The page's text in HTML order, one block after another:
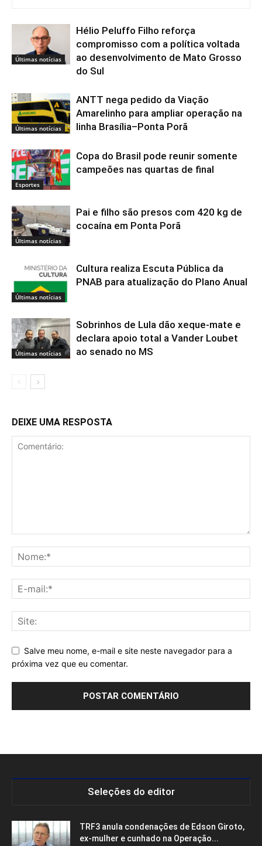
Últimas notícias
Hélio Peluffo Filho reforça
compromisso com a política voltada
ao desenvolvimento de Mato Grosso
do Sul
Últimas notícias
ANTT nega pedido da Viação
Amarelinho para ampliar operação na
linha Brasília–Ponta Porã
Esportes
Copa do Brasil pode reunir somente
campeões nas quartas de final
Últimas notícias
Pai e filho são presos com 420 kg de
cocaína em Ponta Porã
Últimas notícias
Cultura realiza Escuta Pública da
PNAB para atualização do Plano Anual
Últimas notícias
Sobrinhos de Lula dão xeque-mate e
declara apoio total a Vander Loubet
ao senado no MS
DEIXE UMA RESPOSTA
Salve meu nome, e-mail e site neste navegador para a
próxima vez que eu comentar.
Seleções do editor
TRF3 anula condenações de Edson Giroto,
ex-mulher e cunhado na Operação...